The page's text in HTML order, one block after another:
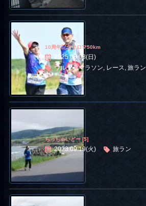
10周年記念サロマ50km
2025.08.03(日)
ウルトラマラソン, レース, 旅ラン
ちっちゃいどー [5]
2023.09.19(火) 旅ラン